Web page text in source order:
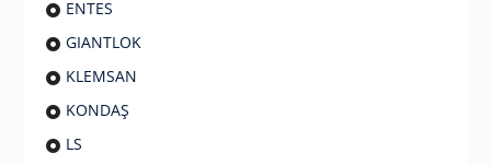
ENTES
GIANTLOK
KLEMSAN
KONDAŞ
LS